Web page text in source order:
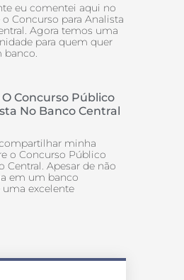
eu comentei aqui no
Concurso para Analista
Agora temos uma
para quem quer
banco.
Concurso Público
No Banco Central
minha
o Concurso Público
Central. Apesar de não
em um banco
excelente